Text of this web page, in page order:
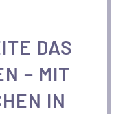
DAS
– MIT
IN